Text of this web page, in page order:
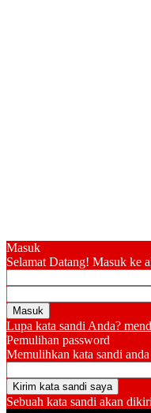
Masuk
Selamat Datang! Masuk ke
Lupa kata sandi Anda?
Pemulihan password
Memulihkan kata sandi anda
Sebuah kata sandi akan